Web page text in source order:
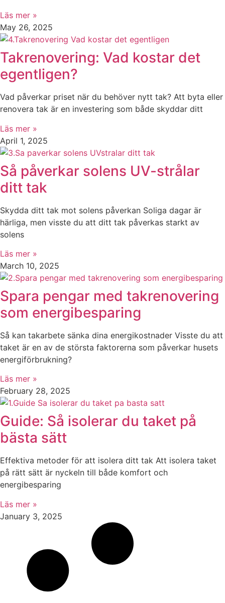
Läs mer »
May 26, 2025
Takrenovering: Vad kostar det
egentligen?
Vad påverkar priset när du behöver nytt tak? Att byta eller
renovera tak är en investering som både skyddar ditt
Läs mer »
April 1, 2025
Så påverkar solens UV-strålar
ditt tak
Skydda ditt tak mot solens påverkan Soliga dagar är
härliga, men visste du att ditt tak påverkas starkt av
solens
Läs mer »
March 10, 2025
Spara pengar med takrenovering
som energibesparing
Så kan takarbete sänka dina energikostnader Visste du att
taket är en av de största faktorerna som påverkar husets
energiförbrukning?
Läs mer »
February 28, 2025
Guide: Så isolerar du taket på
bästa sätt
Effektiva metoder för att isolera ditt tak Att isolera taket
på rätt sätt är nyckeln till både komfort och
energibesparing
Läs mer »
January 3, 2025